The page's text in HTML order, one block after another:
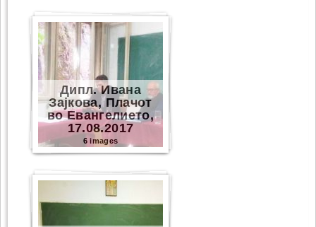
Дипл. Ивана
Зајкова, Плачот
во Евангелието,
17.08.2017
6 images